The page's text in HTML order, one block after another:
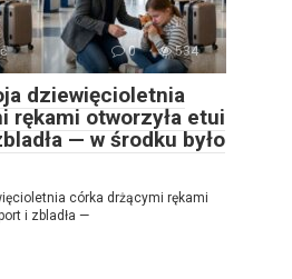
0 534
dziewięcioletnia
rękami otworzyła etui
— w środku było
córka drżącymi rękami
i zbladła —